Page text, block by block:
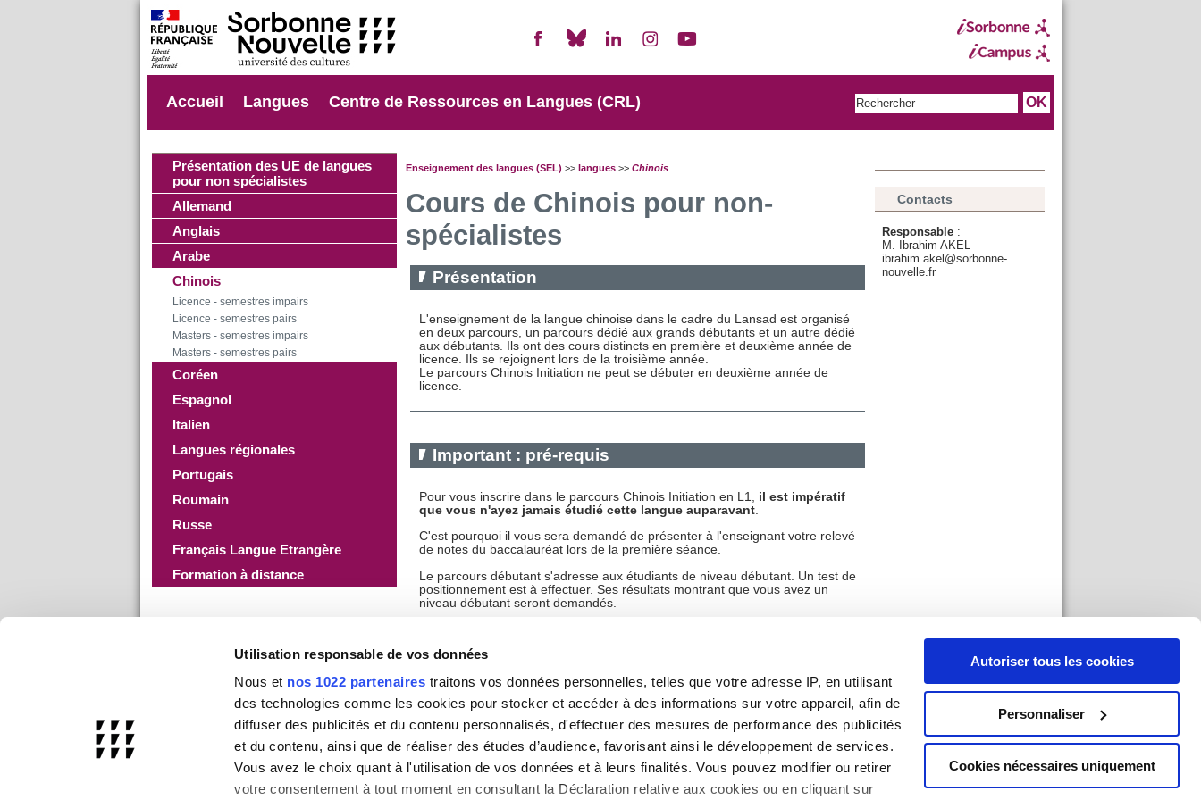
Utilisation responsable de vos données
Nous et nos 1022 partenaires traitons vos données personnelles, telles que votre adresse IP, en utilisant
des technologies comme les cookies pour stocker et accéder à des informations sur votre appareil, afin de
diffuser des publicités et du contenu personnalisés, d'effectuer des mesures de performance des publicités
et du contenu, ainsi que de réaliser des études d’audience, favorisant ainsi le développement de services.
Vous avez le choix quant à l'utilisation de vos données et à leurs finalités. Vous pouvez modifier ou retirer
votre consentement à tout moment en consultant la Déclaration relative aux cookies ou en cliquant sur
Autoriser tous les cookies
Personnaliser
Cookies nécessaires uniquement
Accueil Langues Centre de Ressources en Langues (CRL)
Présentation des UE de langues
pour non spécialistes
Allemand
Anglais
Arabe
Chinois
Licence - semestres impairs
Licence - semestres pairs
Masters - semestres impairs
Masters - semestres pairs
Coréen
Espagnol
Italien
Langues régionales
Portugais
Roumain
Russe
Français Langue Etrangère
Formation à distance
Enseignement des langues (SEL) >> langues>> Chinois
Cours de Chinois pour non-
spécialistes
Présentation
L'enseignement de la langue chinoise dans le cadre du Lansad est organisé
en deux parcours, un parcours dédié aux grands débutants et un autre dédié
aux débutants. Ils ont des cours distincts en première et deuxième année de
licence. Ils se rejoignent lors de la troisième année.
Le parcours Chinois Initiation ne peut se débuter en deuxième année de
licence.
Important : pré-requis
Pour vous inscrire dans le parcours Chinois Initiation en L1, il est impératif
que vous n'ayez jamais étudié cette langue auparavant.
C'est pourquoi il vous sera demandé de présenter à l'enseignant votre relevé
de notes du baccalauréat lors de la première séance.
Le parcours débutant s'adresse aux étudiants de niveau débutant. Un test de
positionnement est à effectuer. Ses résultats montrant que vous avez un
niveau débutant seront demandés.
Contacts
Responsable :
M. Ibrahim AKEL
ibrahim.akel@sorbonne-
nouvelle.fr
Gestion des cookies | Haut de la page | Contact | Plan du site | Mentions légales | Imprimer